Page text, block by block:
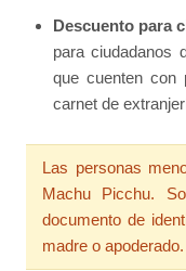
Descuento para
para ciudadanos
que cuenten con
carnet de
Las personas
Machu Picchu.
documento de
madre o apoderado.